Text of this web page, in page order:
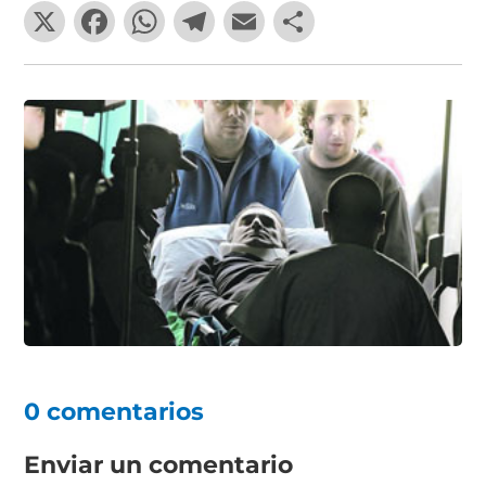
X
F
a
c
e
b
o
o
k
W
h
at
s
A
p
p
T
el
e
gr
a
m
E
m
ai
l
o
m
p
ar
tir
0 comentarios
Enviar un comentario